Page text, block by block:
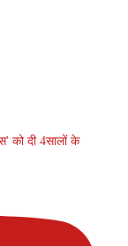
को दी 4सालों के